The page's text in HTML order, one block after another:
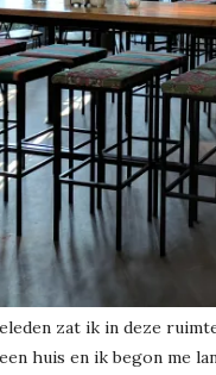
zat ik in deze
huis en ik begon me